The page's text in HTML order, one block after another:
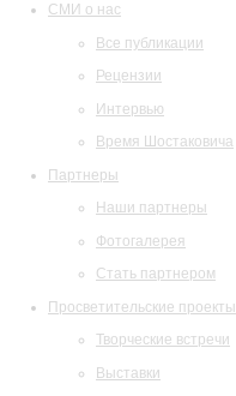
СМИ о нас
Все публикации
Рецензии
Интервью
Время Шостаковича
Партнеры
Наши партнеры
Фотогалерея
Стать партнером
Просветительские проекты
Творческие встречи
Выставки